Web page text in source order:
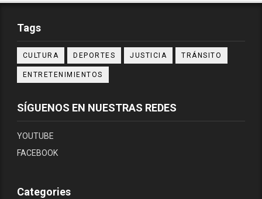
Tags
CULTURA DEPORTES JUSTICIA TRÁNSITO
ENTRETENIMIENTOS
SÍGUENOS EN NUESTRAS REDES
YOUTUBE
FACEBOOK
Categories